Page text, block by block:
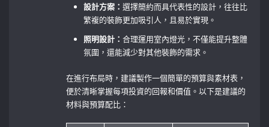
設計方案：選擇簡約而具代表性的設計，往往比
繁複的裝飾更加吸引人，且易於實現。
照明設計：合理運用室內燈光，不僅能提升整體
氛圍，還能減少對其他裝飾的需求。
在進行布局時，建議製作一個簡單的預算與素材表，
便於清晰掌握每項投資的回報和價值。以下是建議的
材料與預算配比：